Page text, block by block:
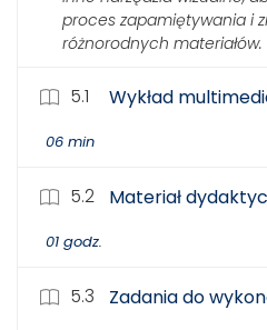
proces zapamiętywania i
różnorodnych materiałów.
5.1 Wykład
06 min
5.2 Materiał
01 godz.
5.3 Zadania do